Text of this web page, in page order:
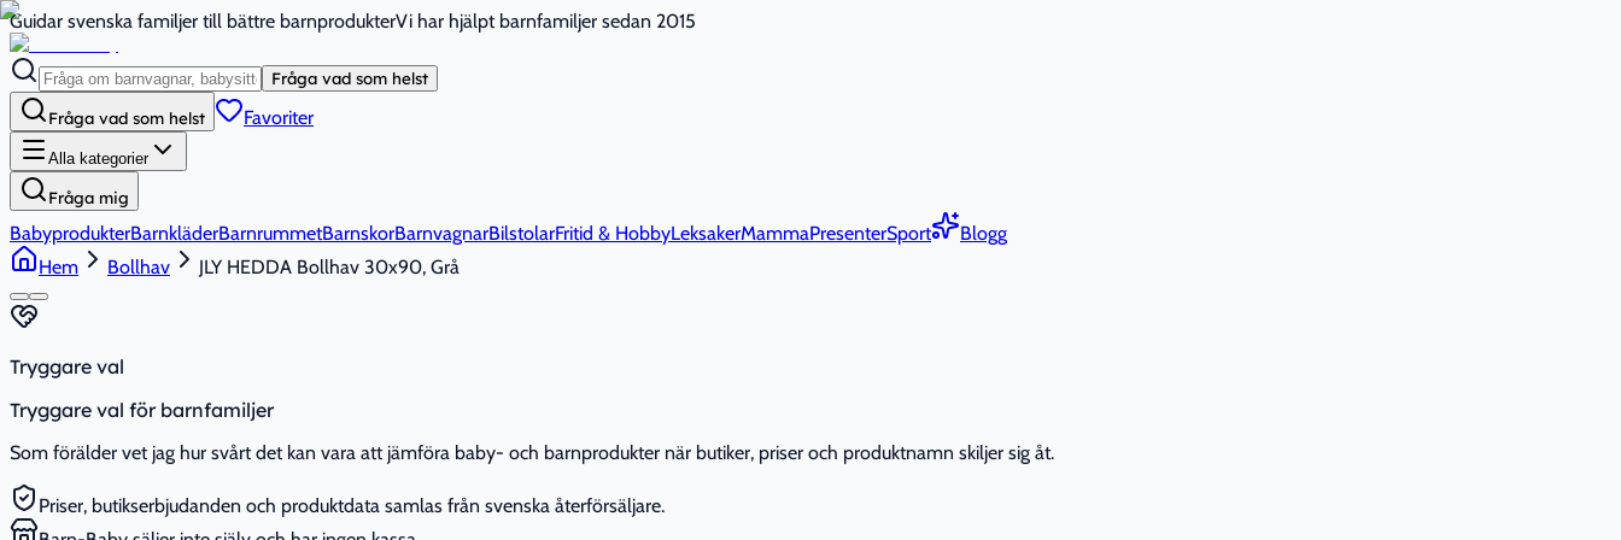
Guidar svenska familjer till bättre barnprodukterVi har hjälpt barnfamiljer sedan 2015
Fråga vad som helst
Fråga vad som helst Favoriter
Alla kategorier
Fråga mig
BabyprodukterBarnkläderBarnrummetBarnskorBarnvagnarBilstolarFritid & HobbyLeksakerMammaPresenterSport
Blogg
Hem
Bollhav JLY HEDDA Bollhav 30x90, Grå
Tryggare val
Tryggare val för barnfamiljer
Som förälder vet jag hur svårt det kan vara att jämföra baby- och barnprodukter när butiker, priser och produktnamn skiljer sig åt.
Priser, butikserbjudanden och produktdata samlas från svenska återförsäljare.